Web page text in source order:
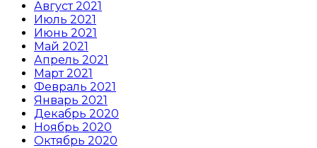
Август 2021
Июль 2021
Июнь 2021
Май 2021
Апрель 2021
Март 2021
Февраль 2021
Январь 2021
Декабрь 2020
Ноябрь 2020
Октябрь 2020